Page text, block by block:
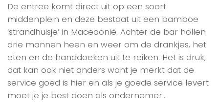
De entree komt direct uit op een soort
middenplein en deze bestaat uit een bamboe
‘strandhuisje’ in Macedonië. Achter de bar hollen
drie mannen heen en weer om de drankjes, het
eten en de handdoeken uit te reiken. Het is druk,
dat kan ook niet anders want je merkt dat de
service goed is hier en als je goede service levert
moet je je best doen als ondernemer…